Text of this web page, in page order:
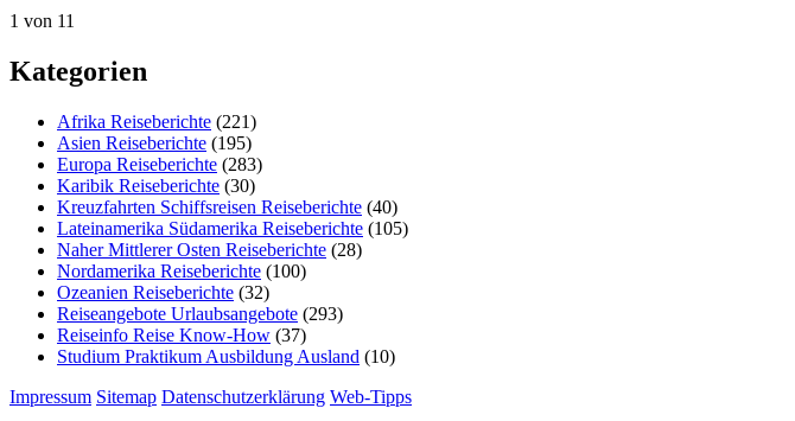
1 von 11
Kategorien
Afrika Reiseberichte (221)
Asien Reiseberichte (195)
Europa Reiseberichte (283)
Karibik Reiseberichte (30)
Kreuzfahrten Schiffsreisen Reiseberichte (40)
Lateinamerika Südamerika Reiseberichte (105)
Naher Mittlerer Osten Reiseberichte (28)
Nordamerika Reiseberichte (100)
Ozeanien Reiseberichte (32)
Reiseangebote Urlaubsangebote (293)
Reiseinfo Reise Know-How (37)
Studium Praktikum Ausbildung Ausland (10)
Impressum Sitemap Datenschutzerklärung Web-Tipps